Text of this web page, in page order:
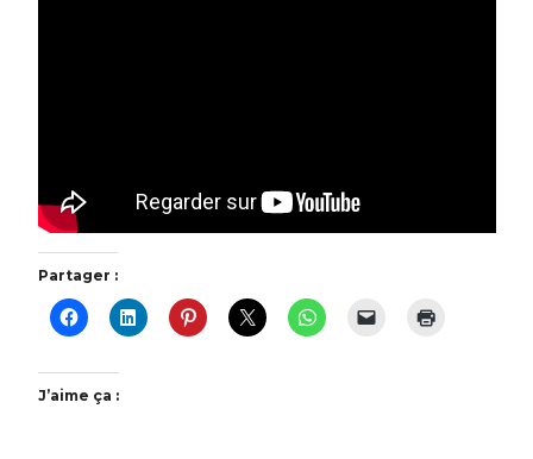
Partager :
J’aime ça :